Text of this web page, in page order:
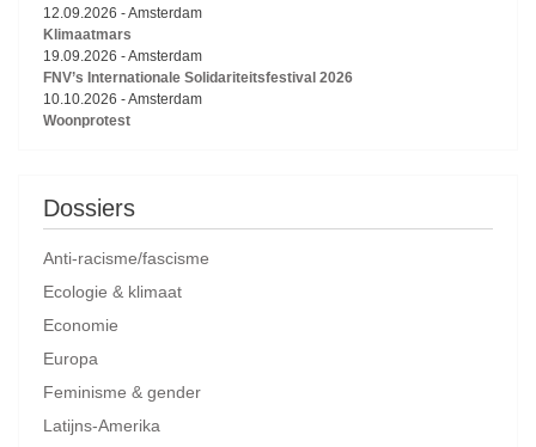
12.09.2026 -Amsterdam
Klimaatmars
19.09.2026 -Amsterdam
FNV’s Internationale Solidariteitsfestival 2026
10.10.2026 -Amsterdam
Woonprotest
Dossiers
Anti-racisme/fascisme
Ecologie & klimaat
Economie
Europa
Feminisme & gender
Latijns-Amerika